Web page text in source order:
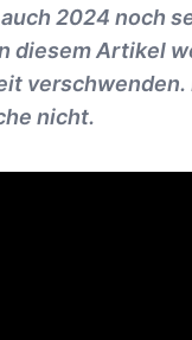
2024 noch
diesem Artikel
nicht.